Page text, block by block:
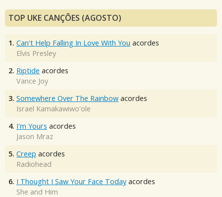
TOP UKE CANÇÕES (AGOSTO)
1. Can't Help Falling In Love With You acordes
Elvis Presley
2. Riptide acordes
Vance Joy
3. Somewhere Over The Rainbow acordes
Israel Kamakawiwo'ole
4. I'm Yours acordes
Jason Mraz
5. Creep acordes
Radiohead
6. I Thought I Saw Your Face Today acordes
She and Him